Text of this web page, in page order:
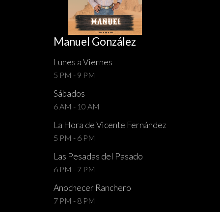
Manuel González
Lunes a Viernes
5 PM - 9 PM
Sábados
6 AM - 10 AM
La Hora de Vicente Fernández
5 PM - 6 PM
Las Pesadas del Pasado
6 PM - 7 PM
Anochecer Ranchero
7 PM - 8 PM